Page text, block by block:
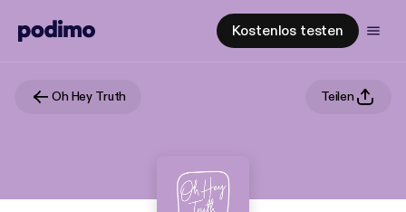
Kostenlos testen
Oh Hey Truth Teilen